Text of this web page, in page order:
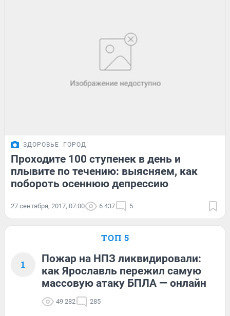
ЗДОРОВЬЕ ГОРОД
Проходите 100 ступенек в день и
плывите по течению: выясняем, как
побороть осеннюю депрессию
27 сентября, 2017, 07:00 6 437 5
ТОП 5
1
Пожар на НПЗ ликвидировали:
как Ярославль пережил самую
массовую атаку БПЛА — онлайн
49 282 285